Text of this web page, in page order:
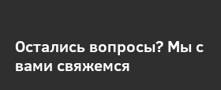
Остались вопросы? Мы с
вами свяжемся